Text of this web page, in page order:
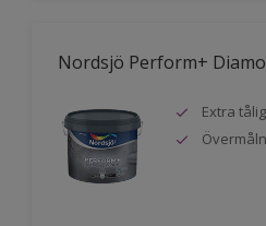
Nordsjö Perform+
Extra